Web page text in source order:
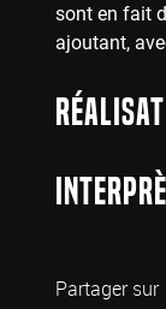
sont en fait
ajoutant,
Partager sur